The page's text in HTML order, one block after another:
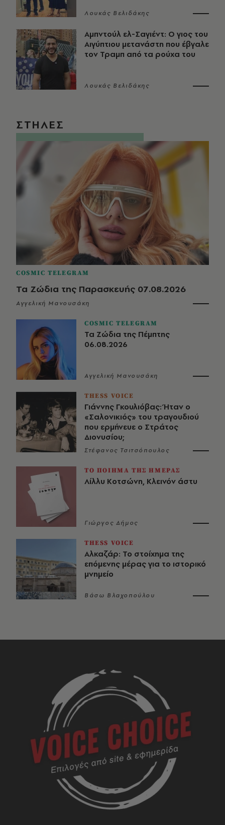
Λουκάς Βελιδάκης
Αμπντούλ ελ-Σαγιέντ: Ο γιος του
Αιγύπτιου μετανάστη που έβγαλε
τον Τραμπ από τα ρούχα του
Λουκάς Βελιδάκης
ΣΤΗΛΕΣ
COSMIC TELEGRAM
Τα Ζώδια της Παρασκευής 07.08.2026
Αγγελική Μανουσάκη
COSMIC TELEGRAM
Τα Ζώδια της Πέμπτης
06.08.2026
Αγγελική Μανουσάκη
THESS VOICE
Γιάννης Γκουλιόβας: Ήταν ο
«Σαλονικιός» του τραγουδιού
που ερμήνευε ο Στράτος
Διονυσίου;
Στέφανος Τσιτσόπουλος
ΤΟ ΠΟΙΗΜΑ ΤΗΣ ΗΜΕΡΑΣ
Λίλλυ Κοτσώνη, Κλεινόν άστυ
Γιώργος Δήμος
THESS VOICE
Αλκαζάρ: Το στοίχημα της
επόμενης μέρας για το ιστορικό
μνημείο
Βάσω Βλαχοπούλου